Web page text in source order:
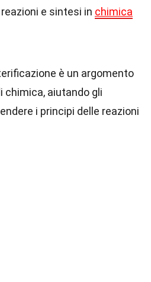
e sintesi in chimica
è un argomento
chimica, aiutando gli
i principi delle reazioni